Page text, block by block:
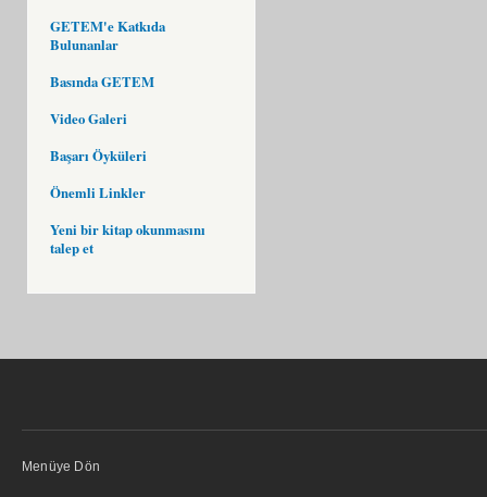
GETEM'e Katkıda
Bulunanlar
Basında GETEM
Video Galeri
Başarı Öyküleri
Önemli Linkler
Yeni bir kitap okunmasını
talep et
Menüye Dön